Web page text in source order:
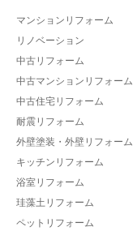
マンションリフォーム
リノベーション
中古リフォーム
中古マンションリフォーム
中古住宅リフォーム
耐震リフォーム
外壁塗装・外壁リフォーム
キッチンリフォーム
浴室リフォーム
珪藻土リフォーム
ペットリフォーム